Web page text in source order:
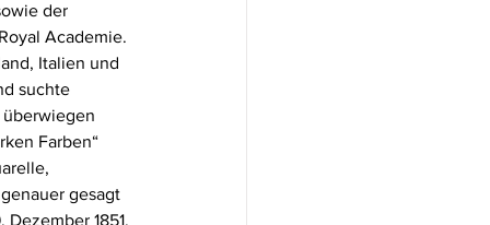
der
Academie.
Italien und
suchte
überwiegen
Farben“
gesagt
1851.